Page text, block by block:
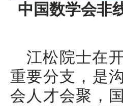
中国数学会非
江松院士在
重要分支，是
会人才会聚，